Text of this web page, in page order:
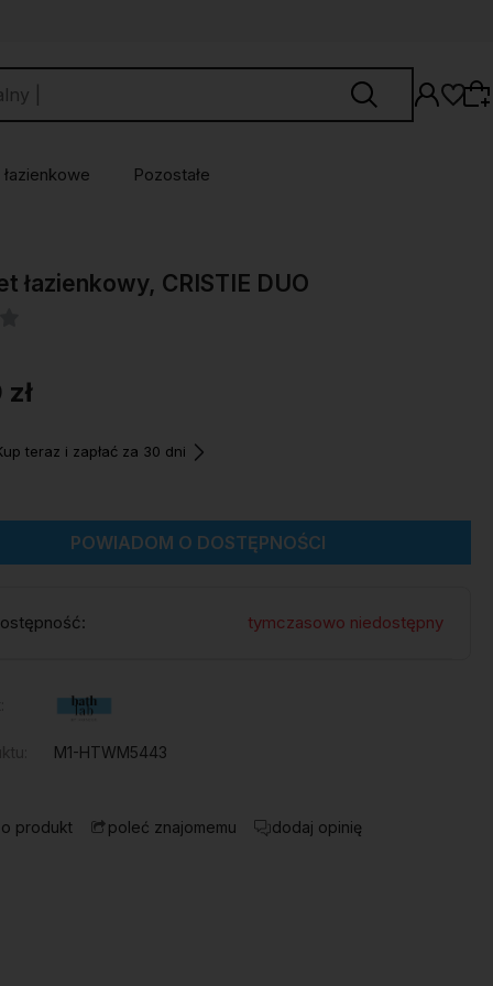
oferty lub zaloguj się, aby przywrócić dodane
Pozostałe
łazienkowy, CRISTIE DUO
teraz i zapłać za 30 dni
POWIADOM O DOSTĘPNOŚCI
tymczasowo niedostępny
M1-HTWM5443
produkt poleć znajomemu dodaj opinię